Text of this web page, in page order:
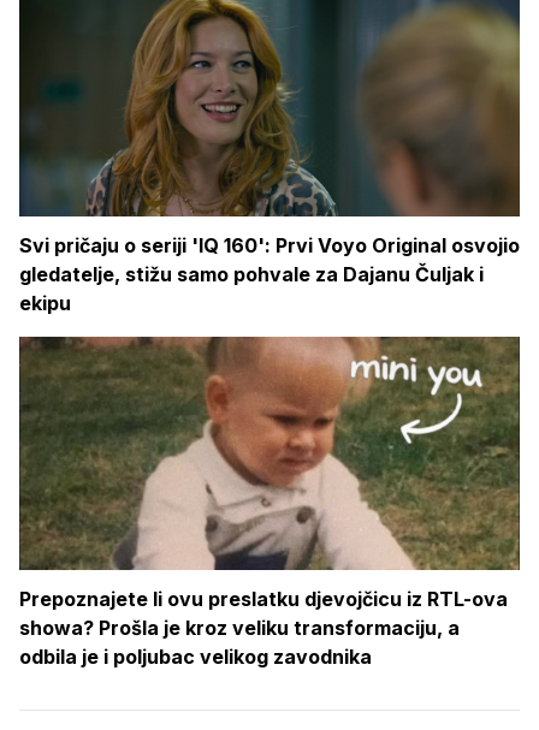
Svi pričaju o seriji 'IQ 160': Prvi Voyo Original osvojio
gledatelje, stižu samo pohvale za Dajanu Čuljak i
ekipu
Prepoznajete li ovu preslatku djevojčicu iz RTL-ova
showa? Prošla je kroz veliku transformaciju, a
odbila je i poljubac velikog zavodnika